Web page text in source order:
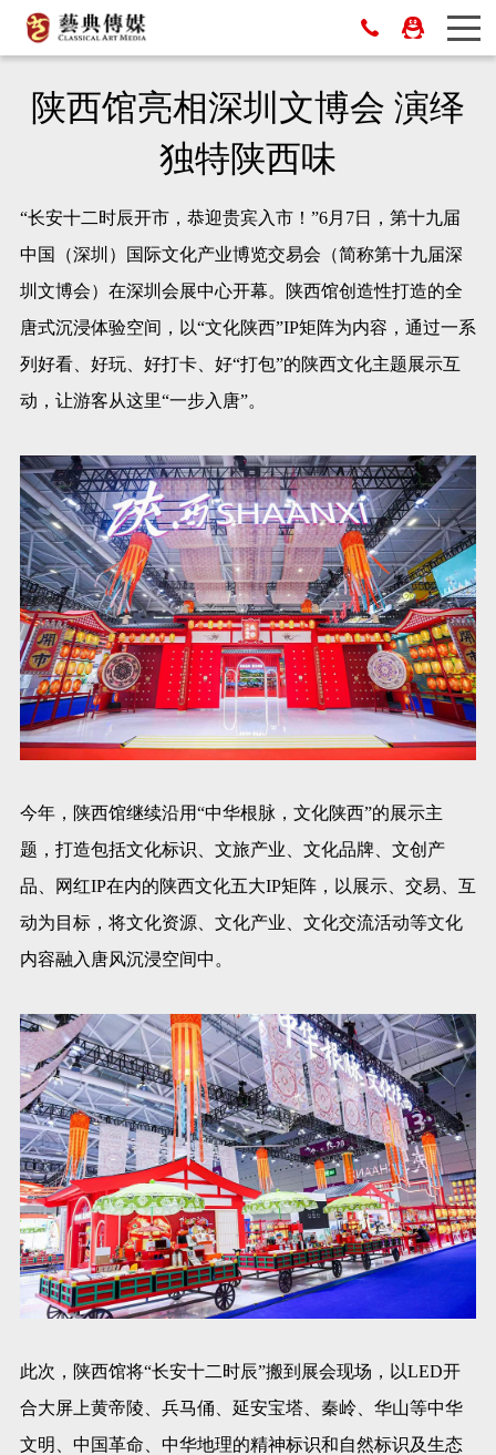
陕西馆亮相深圳文博会 演绎
独特陕西味
“长安十二时辰开市，恭迎贵宾入市！”6月7日，第十九届
中国（深圳）国际文化产业博览交易会（简称第十九届深
圳文博会）在深圳会展中心开幕。陕西馆创造性打造的全
唐式沉浸体验空间，以“文化陕西”IP矩阵为内容，通过一系
列好看、好玩、好打卡、好“打包”的陕西文化主题展示互
动，让游客从这里“一步入唐”。
今年，陕西馆继续沿用“中华根脉，文化陕西”的展示主
题，打造包括文化标识、文旅产业、文化品牌、文创产
品、网红IP在内的陕西文化五大IP矩阵，以展示、交易、互
动为目标，将文化资源、文化产业、文化交流活动等文化
内容融入唐风沉浸空间中。
此次，陕西馆将“长安十二时辰”搬到展会现场，以LED开
合大屏上黄帝陵、兵马俑、延安宝塔、秦岭、华山等中华
文明、中国革命、中华地理的精神标识和自然标识及生态